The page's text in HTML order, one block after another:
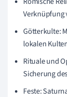
Verknüpfung
Götterkulte:
lokalen
Rituale und
Sicherung
Feste: